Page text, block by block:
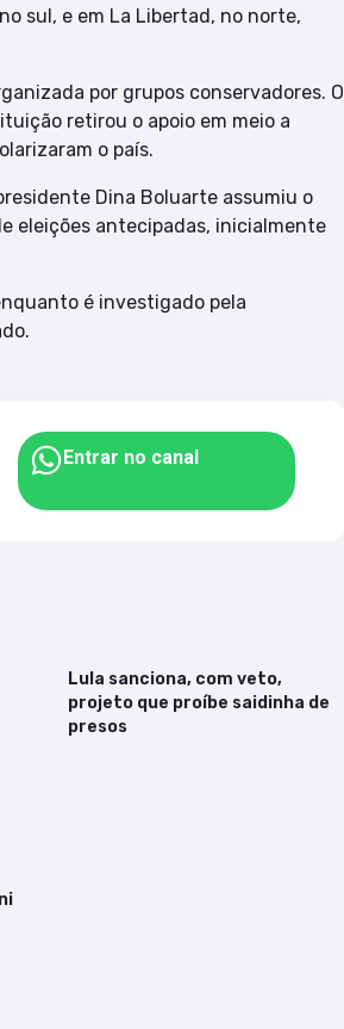
sul, e em La Libertad, no norte,
por grupos conservadores. O
retirou o apoio em meio a
o país.
Dina Boluarte assumiu o
eleições antecipadas, inicialmente
é investigado pela
Entrar no canal
Lula sanciona, com veto,
projeto que proíbe saidinha de
presos